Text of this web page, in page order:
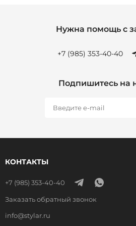
Нужна помощь с
+7 (985) 353-40-40
Подпишитесь на
КОНТАКТЫ
+7 (985) 353-40-40
Заказать обратный звонок
info@stylar.ru